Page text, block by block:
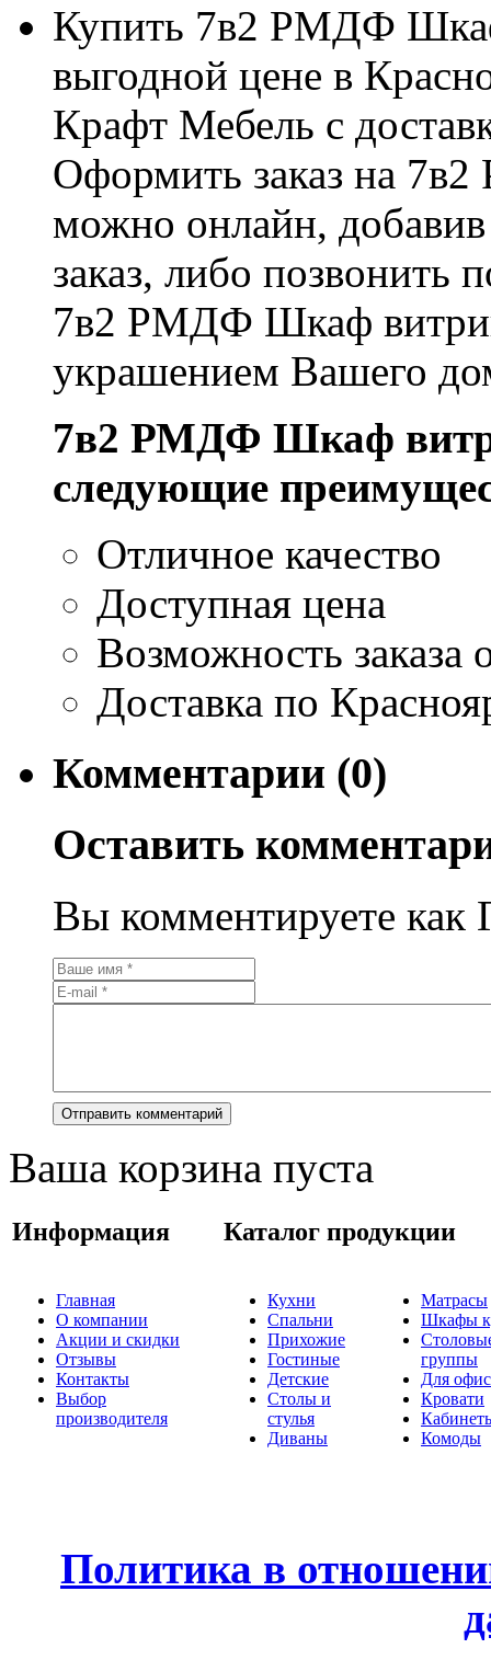
Купить 7в2 РМДФ
выгодной цене в
Крафт Мебель с
Оформить заказ на
можно онлайн,
заказ, либо позвонить
7в2 РМДФ Шкаф
украшением Вашего
7в2 РМДФ Шкаф
следующие
Отличное качество
Доступная цена
Возможность заказа
Доставка по
Комментарии (0)
Оставить
Вы комментируете как
Ваша корзина пуста
Информация Каталог продукции
Главная
О компании
Акции и скидки
Отзывы
Контакты
Выбор
производителя
Кухни
Спальни
Прихожие
Гостиные
Детские
Столы и
стулья
Диваны
Матрасы
Шкафы
группы
Для
Кровати
Комоды
Политика в